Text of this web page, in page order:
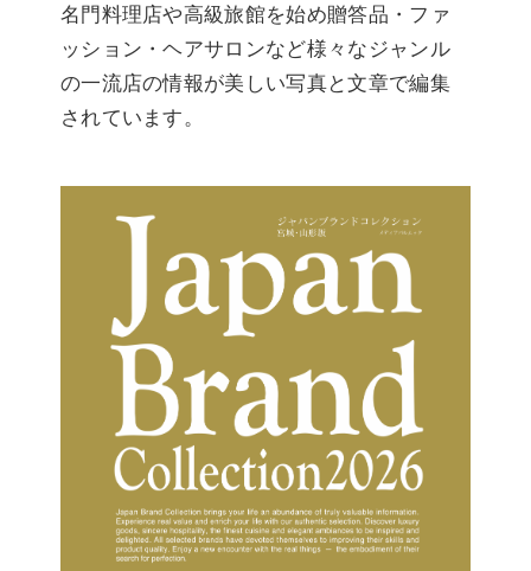
名門料理店や高級旅館を始め贈答品・ファ
ッション・ヘアサロンなど様々なジャンル
の一流店の情報が美しい写真と文章で編集
されています。